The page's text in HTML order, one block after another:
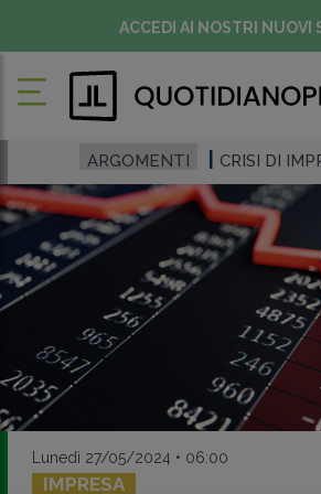
ACCEDI AI NOSTRI NUOVI
ARGOMENTI CRISI DI
Lunedì 27/05/2024 • 06:00
IMPRESA